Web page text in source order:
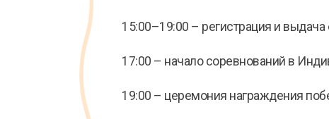
15:00–19:00 – регистрация и выдача
17:00 – начало соревнований в
19:00 – церемония награждения